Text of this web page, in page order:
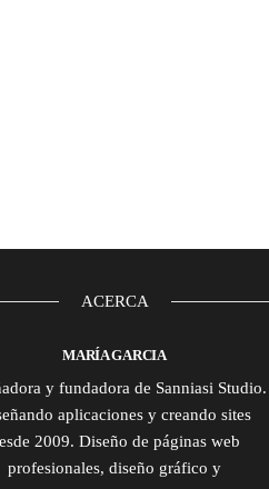
ACERCA
MARÍA GARCIA
y fundadora de Sanniasi Studio.
aplicaciones y creando sites
2009. Diseño de páginas web
profesionales, diseño gráfico y